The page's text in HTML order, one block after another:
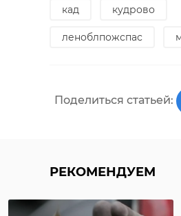
кад кудрово
леноблпожспас
Поделиться статьей:
РЕКОМЕНДУЕМ
Фото: https://vk.com/
178555683_418384